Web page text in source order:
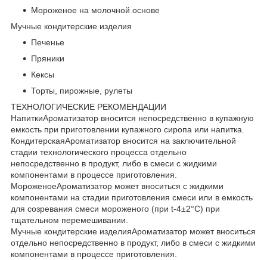
Мороженое на молочной основе
Мучные кондитерские изделия
Печенье
Пряники
Кексы
Торты, пирожные, рулеты
ТЕХНОЛОГИЧЕСКИЕ РЕКОМЕНДАЦИИ
НапиткиАроматизатор вносится непосредственно в купажную
емкость при приготовлении купажного сиропа или напитка.
КондитерскаяАроматизатор вносится на заключительной
стадии технологического процесса отдельно
непосредственно в продукт, либо в смеси с жидкими
компонентами в процессе приготовления.
МороженоеАроматизатор может вноситься с жидкими
компонентами на стадии приготовления смеси или в емкость
для созревания смеси мороженого (при t-4±2°C) при
тщательном перемешивании.
Мучные кондитерские изделияАроматизатор может вноситься
отдельно непосредственно в продукт, либо в смеси с жидкими
компонентами в процессе приготовления.